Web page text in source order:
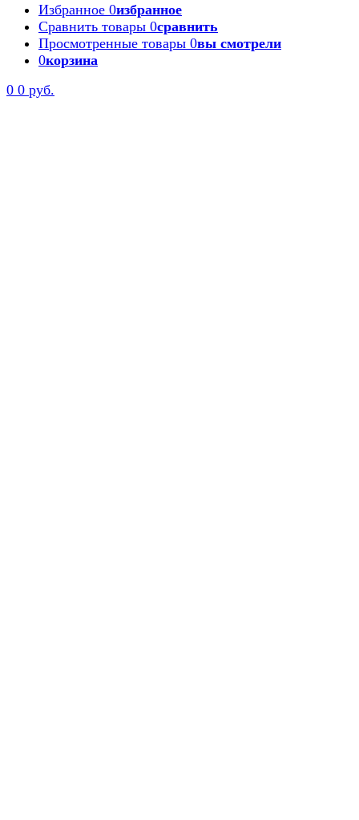
Избранное 0избранное
Сравнить товары 0сравнить
Просмотренные товары 0вы смотрели
0корзина
0 0 руб.